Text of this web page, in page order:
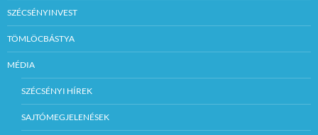
SZÉCSÉNYINVEST
TÖMLÖCBÁSTYA
MÉDIA
SZÉCSÉNYI HÍREK
SAJTÓMEGJELENÉSEK